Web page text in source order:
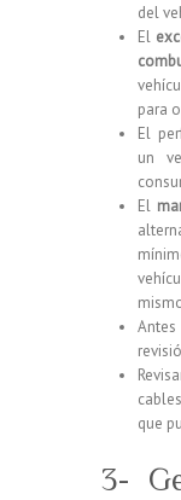
del
El
para
El
un
El
que
3-